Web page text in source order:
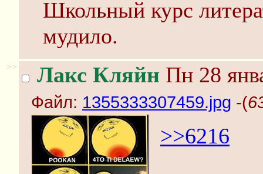
Школьный курс
мудило.
>> Лакс Кляйн Пн 28
Файл: 1355333307459.jpg -(
>>6216